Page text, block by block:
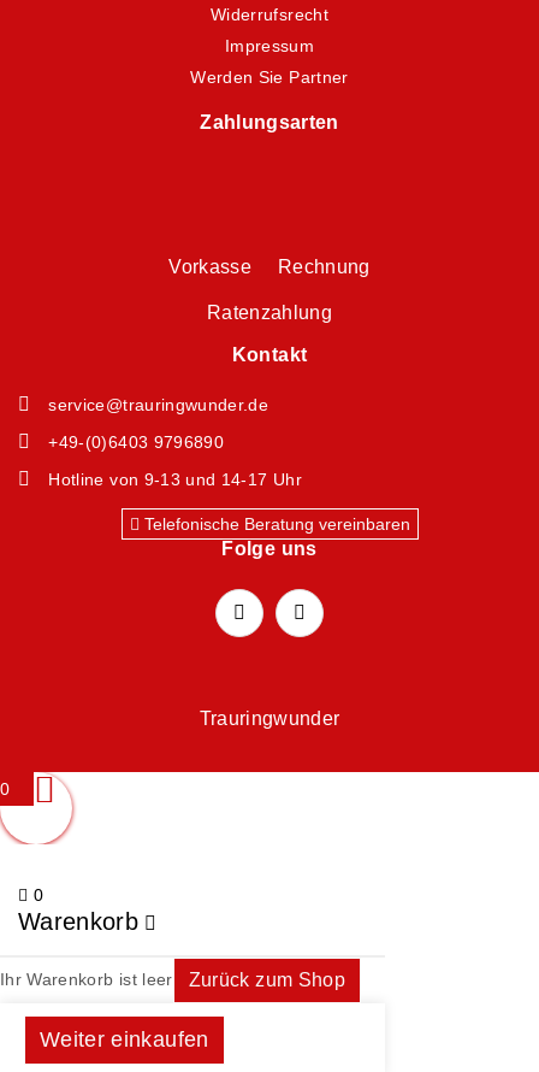
Widerrufsrecht
Impressum
Werden Sie Partner
Zahlungsarten
Vorkasse Rechnung
Ratenzahlung
Kontakt
service@trauringwunder.de
+49-(0)6403 9796890
Hotline von 9-13 und 14-17 Uhr
Telefonische Beratung vereinbaren
Folge uns
Trauringwunder
0
0
Warenkorb
Ihr Warenkorb ist leer Zurück zum Shop
Weiter einkaufen